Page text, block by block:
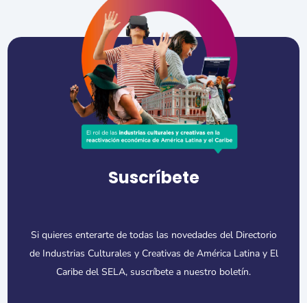
Suscríbete
Si quieres enterarte de todas las novedades del Directorio
de Industrias Culturales y Creativas de América Latina y El
Caribe del SELA, suscríbete a nuestro boletín.